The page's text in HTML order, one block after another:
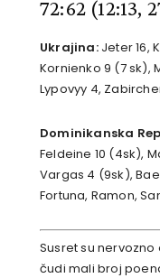
72:62 (12:13,
Ukrajina:Jeter 16,
Kornienko 9 (7 sk),
Lypovyy 4,
Dominikanska
Feldeine 10 (4sk),
Vargas 4 (9sk),
Fortuna, Ramon,
Susret su
čudi mali broj